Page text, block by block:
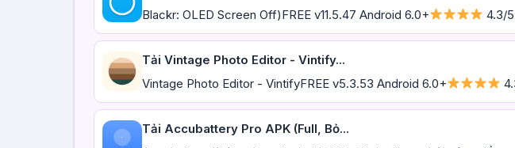
Blackr: OLED Screen Off)FREE v11.5.47 Android 6.0+
4.3/
Tải Vintage Photo Editor - Vintify...
Vintage Photo Editor - VintifyFREE v5.3.53 Android 6.0+
Tải Accubattery Pro APK (Full, Bỏ...